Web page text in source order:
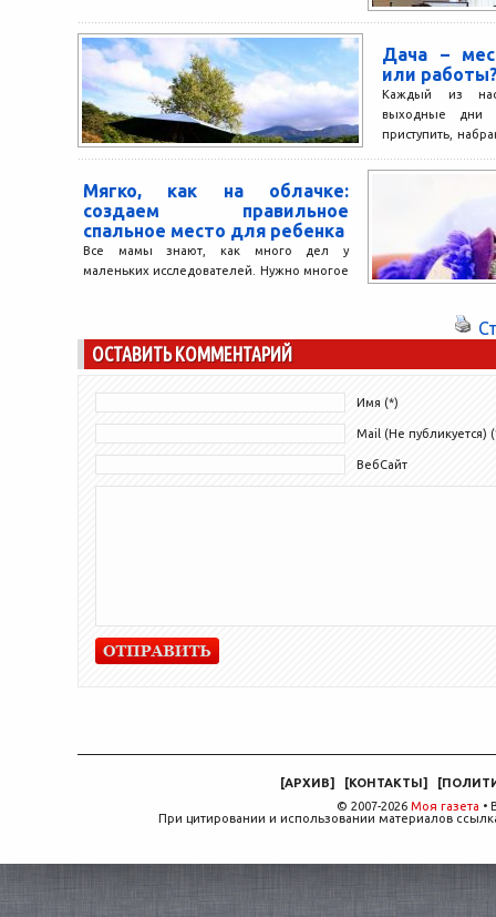
Дача –
или
Каждый из нас
выходные дни
приступить,
Мягко, как на облачке:
создаем правильное
спальное место для ребенка
Все мамы знают, как много дел у
маленьких исследователей. Нужно многое
ОСТАВИТЬ КОММЕНТАРИЙ
Имя (*)
Mail (Не публикуется)
ВебСайт
[АРХИВ] [КОНТАКТЫ] [
© 2007-2026 Моя газета •
При цитировании и использовании материалов